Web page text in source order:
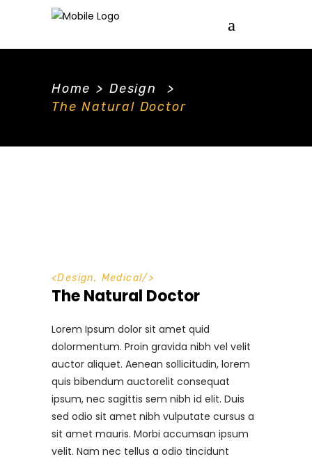
Home > Design
>
The Natural Doctor
<Design, Medical/>
The Natural Doctor
Lorem Ipsum dolor sit amet quid
dolormentum. Proin gravida nibh vel velit
auctor aliquet. Aenean sollicitudin, lorem
quis bibendum auctorelit consequat
ipsum, nec sagittis sem nibh id elit. Duis
sed odio sit amet nibh vulputate cursus a
sit amet mauris. Morbi accumsan ipsum
velit. Nam nec tellus a odio tincidunt